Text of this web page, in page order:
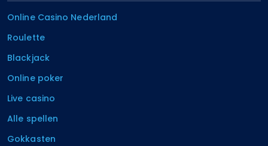
Online Casino Nederland
Roulette
Blackjack
Online poker
Live casino
Alle spellen
Gokkasten